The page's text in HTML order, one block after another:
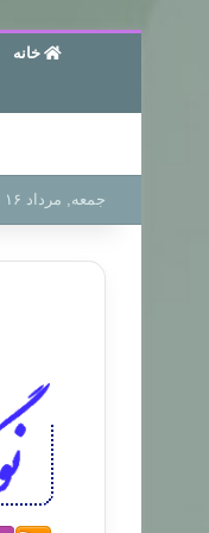
خانه
جمعه, مرداد ۱۶ ۱۴۰۵